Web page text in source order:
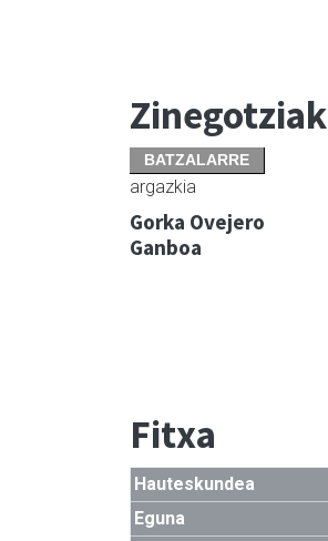
Zinegotziak
BATZALARRE
Gorka Ovejero
Ganboa
Fitxa
Hauteskundea
Eguna